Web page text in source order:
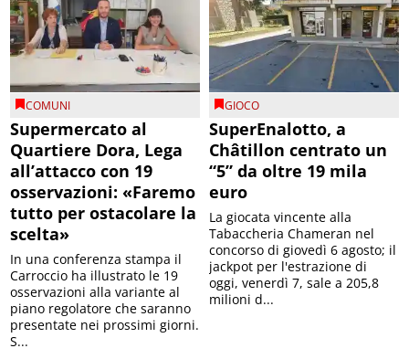
COMUNI
Supermercato al
Quartiere Dora, Lega
all’attacco con 19
osservazioni: «Faremo
tutto per ostacolare la
scelta»
In una conferenza stampa il
Carroccio ha illustrato le 19
osservazioni alla variante al
piano regolatore che saranno
presentate nei prossimi giorni.
S...
GIOCO
SuperEnalotto, a
Châtillon centrato un
“5” da oltre 19 mila
euro
La giocata vincente alla
Tabaccheria Chameran nel
concorso di giovedì 6 agosto; il
jackpot per l'estrazione di
oggi, venerdì 7, sale a 205,8
milioni d...